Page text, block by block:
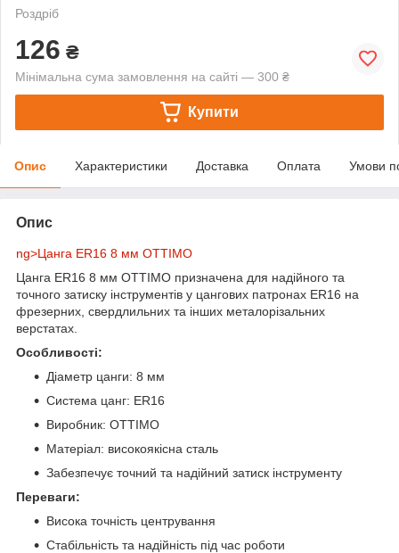
Роздріб
126 ₴
Мінімальна сума замовлення на сайті — 300 ₴
Купити
Опис Характеристики Доставка Оплата Умови
Опис
ng>Цанга ER16 8 мм OTTIMO
Цанга ER16 8 мм OTTIMO призначена для надійного та
точного затиску інструментів у цангових патронах ER16 на
фрезерних, свердлильних та інших металорізальних
верстатах.
Особливості:
Діаметр цанги: 8 мм
Система цанг: ER16
Виробник: OTTIMO
Матеріал: високоякісна сталь
Забезпечує точний та надійний затиск інструменту
Переваги:
Висока точність центрування
Стабільність та надійність під час роботи